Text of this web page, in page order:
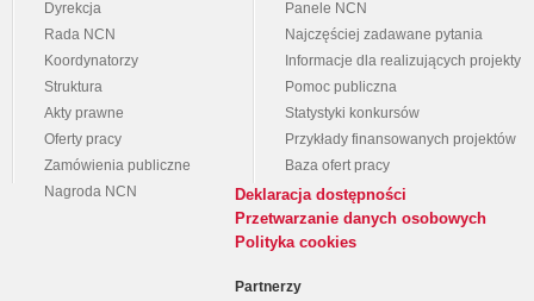
Dyrekcja
Rada NCN
Koordynatorzy
Struktura
Akty prawne
Oferty pracy
Zamówienia publiczne
Nagroda NCN
Panele NCN
Najczęściej zadawane pytania
Informacje dla realizujących projekty
Pomoc publiczna
Statystyki konkursów
Przykłady finansowanych projektów
Baza ofert pracy
Deklaracja dostępności
Przetwarzanie danych osobowych
Polityka cookies
Partnerzy